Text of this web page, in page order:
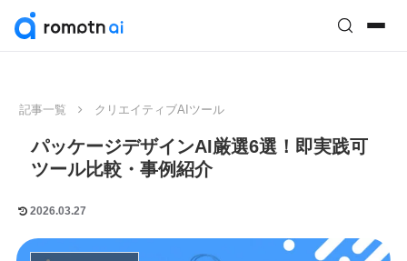
記事一覧 クリエイティブAIツール
パッケージデザインAI厳選6選！即実践可
ツール比較・事例紹介
2026.03.27